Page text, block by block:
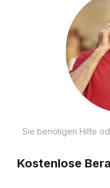
Sie benötigen Hilfe
Kostenlose